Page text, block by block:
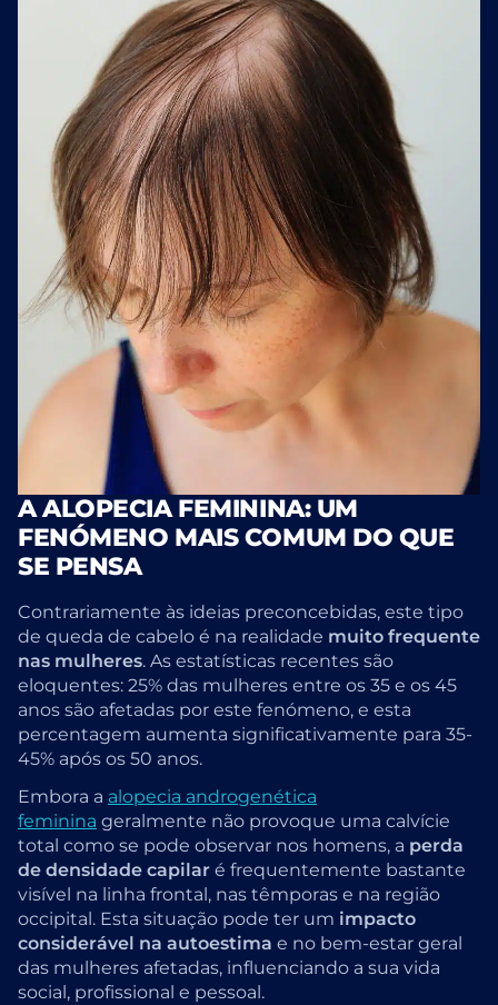
A ALOPECIA FEMININA: UM
FENÓMENO MAIS COMUM DO QUE
SE PENSA
Contrariamente às ideias preconcebidas, este tipo
de queda de cabelo é na realidade muito frequente
nas mulheres. As estatísticas recentes são
eloquentes: 25% das mulheres entre os 35 e os 45
anos são afetadas por este fenómeno, e esta
percentagem aumenta significativamente para 35-
45% após os 50 anos.
Embora a alopecia androgenética
feminina geralmente não provoque uma calvície
total como se pode observar nos homens, a perda
de densidade capilaré frequentemente bastante
visível na linha frontal, nas têmporas e na região
occipital. Esta situação pode ter um impacto
considerável na autoestima e no bem-estar geral
das mulheres afetadas, influenciando a sua vida
social, profissional e pessoal.